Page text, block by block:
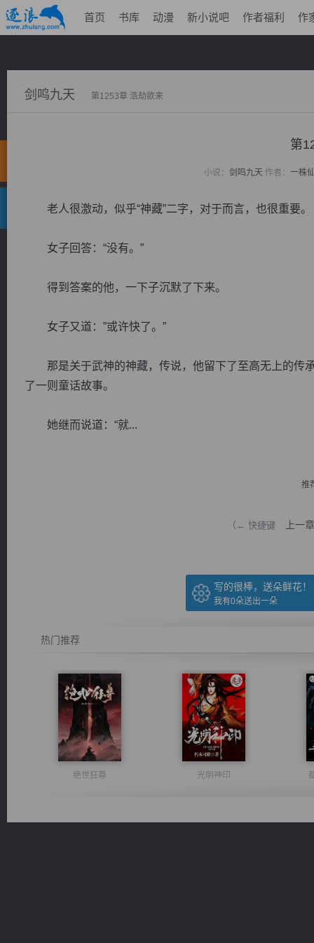
首页 书库 动漫 新小说吧 作者福利 作
剑鸣九天 第1253章 浩劫欲来
第
小说： 剑鸣九天 作者： 一株
老人很激动，似乎“神藏”二字，对于而言，也很重要。
女子回答：“没有。”
得到答案的他，一下子沉默了下来。
女子又道：”或许快了。”
那是关于武神的神藏，传说，他留下了至高无上的传
了一则童话故事。
她继而说道：“就...
推
（← 快捷键 上一章
写的很棒，送朵鲜花！
我有0朵送出一朵
热门推荐
绝世狂尊 光明神印